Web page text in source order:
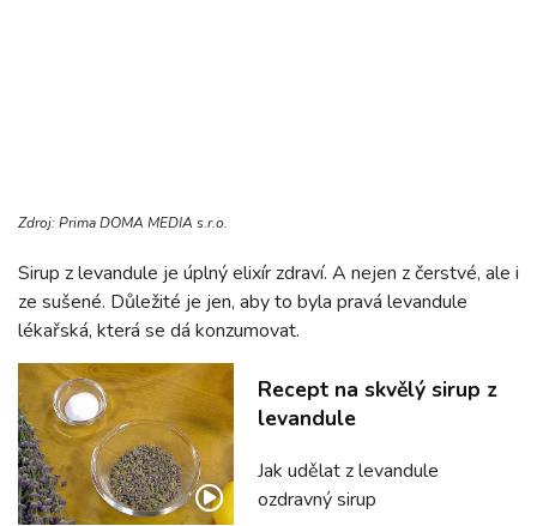
Zdroj: Prima DOMA MEDIA s.r.o.
Sirup z levandule je úplný elixír zdraví. A nejen z čerstvé, ale i
ze sušené. Důležité je jen, aby to byla pravá levandule
lékařská, která se dá konzumovat.
Recept na skvělý sirup z
levandule
Jak udělat z levandule
ozdravný sirup